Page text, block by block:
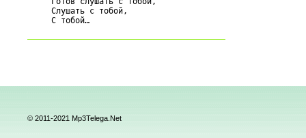
     Слушать с тобой,
© 2011-2021 Mp3Telega.Net